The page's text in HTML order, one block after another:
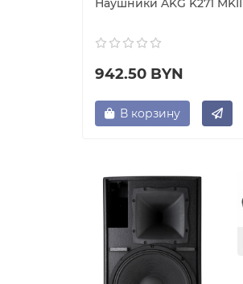
Наушники AKG K271 MKII
942.50 BYN
В корзину